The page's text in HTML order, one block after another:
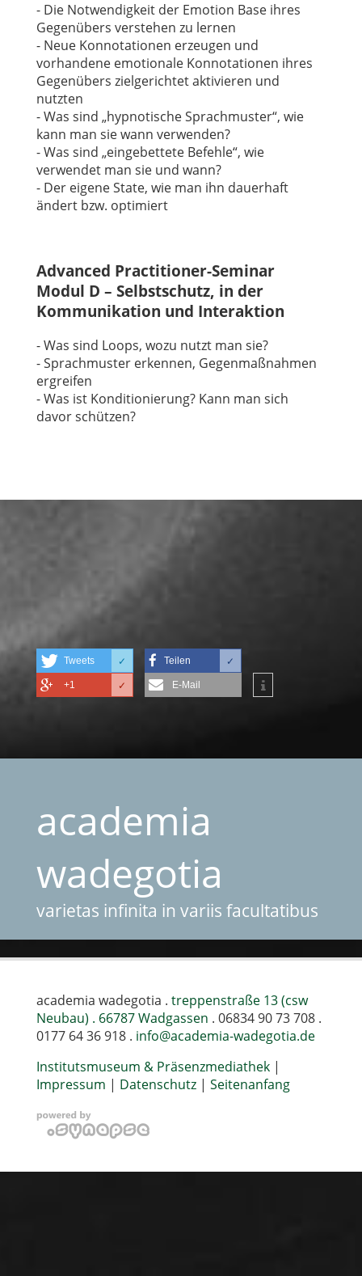
- Die Notwendigkeit der Emotion Base ihres
Gegenübers verstehen zu lernen
- Neue Konnotationen erzeugen und
vorhandene emotionale Konnotationen ihres
Gegenübers zielgerichtet aktivieren und
nutzten
- Was sind „hypnotische Sprachmuster“, wie
kann man sie wann verwenden?
- Was sind „eingebettete Befehle“, wie
verwendet man sie und wann?
- Der eigene State, wie man ihn dauerhaft
ändert bzw. optimiert
Advanced Practitioner-Seminar
Modul D – Selbstschutz, in der
Kommunikation und Interaktion
- Was sind Loops, wozu nutzt man sie?
- Sprachmuster erkennen, Gegenmaßnahmen
ergreifen
- Was ist Konditionierung? Kann man sich
davor schützen?
Tweets ✓ Teilen ✓
+1 ✓ E-Mail
academia
wadegotia
varietas infinita in variis facultatibus
academia wadegotia . treppenstraße 13 (csw
Neubau) . 66787 Wadgassen . 06834 90 73 708 .
0177 64 36 918 . info@academia-wadegotia.de
Institutsmuseum & Präsenzmediathek |
Impressum | Datenschutz | Seitenanfang